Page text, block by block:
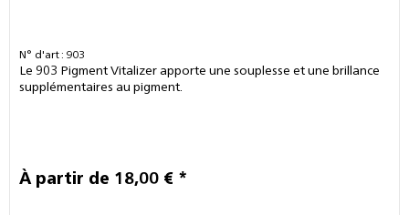
N° d'art : 903
Le 903 Pigment Vitalizer apporte une souplesse et une brillance
supplémentaires au pigment.
À partir de 18,00 € *